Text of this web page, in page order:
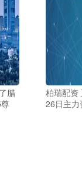
腊
柏瑞配资
26日主